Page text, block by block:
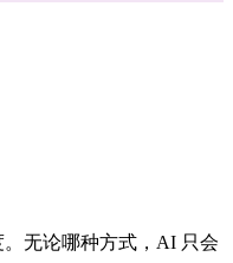
。无论哪种方式，AI 只会